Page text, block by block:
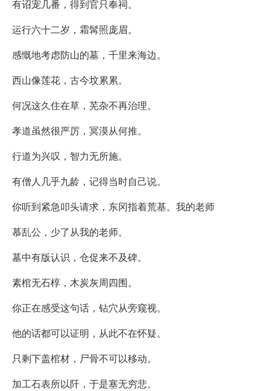
有诏宠几番，得到官只奉祠。
运行六十二岁，霜髯照庞眉。
感慨地考虑防山的墓，千里来海边。
西山像莲花，古今坟累累。
何况这久住在草，芜杂不再治理。
孝道虽然很严厉，冥漠从何推。
行道为兴叹，智力无所施。
有僧人几乎九龄，记得当时自己说。
你听到紧急叩头请求，东冈指着荒基。我的老师
慕乱公，少了从我的老师。
墓中有版认识，仓促来不及碑。
素棺无石椁，木炭灰周四围。
你正在感受这句话，钻穴从旁窥视。
他的话都可以证明，从此不在怀疑。
只剩下盖棺材，尸骨不可以移动。
加工石表所以阡，于是塞无穷悲。